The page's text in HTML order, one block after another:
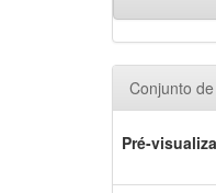
Conjunto
Pré-